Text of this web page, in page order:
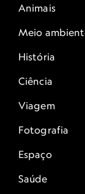
Animais
Meio
História
Ciência
Viagem
Fotografia
Espaço
Saúde